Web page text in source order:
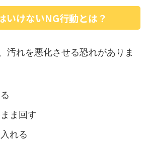
いけないNG行動とは？
汚れを悪化させる恐れがありま
ま回す
れる